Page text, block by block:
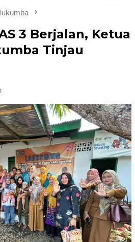
3 Berjalan, Ketua
Tinjau